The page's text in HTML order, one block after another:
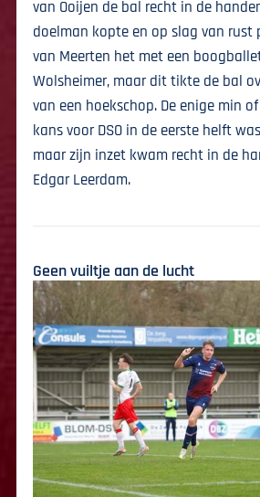
van Ooijen de bal recht in de
doelman kopte en op slag van rust
van Meerten het met een
Wolsheimer, maar dit tikte de bal
van een hoekschop. De enige min
kans voor DSO in de eerste helft
maar zijn inzet kwam recht in de
Edgar Leerdam.
Geen vuiltje aan de lucht